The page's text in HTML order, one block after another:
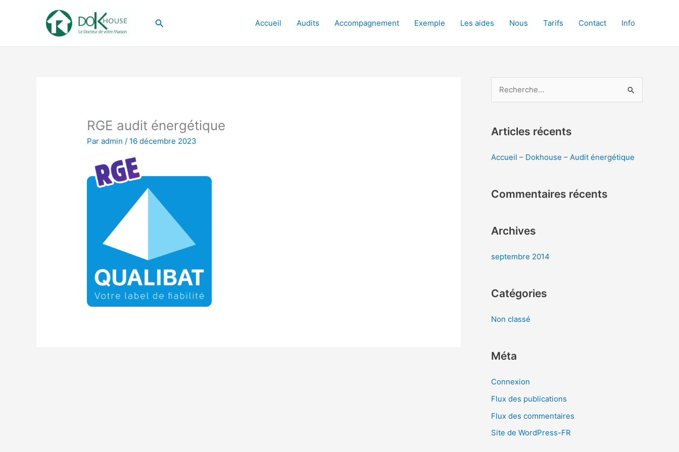
Rechercher Accueil Audits Accompagnement Exemple Les aides Nous Tarifs Contact Info
RGE audit énergétique
Paradmin/ 16 décembre 2023
h
e
h
r
:
Articles récents
Accueil – Dokhouse – Audit énergétique
Commentaires récents
Archives
septembre 2014
Catégories
Non classé
Méta
Connexion
Flux des publications
Flux des commentaires
Site de WordPress-FR